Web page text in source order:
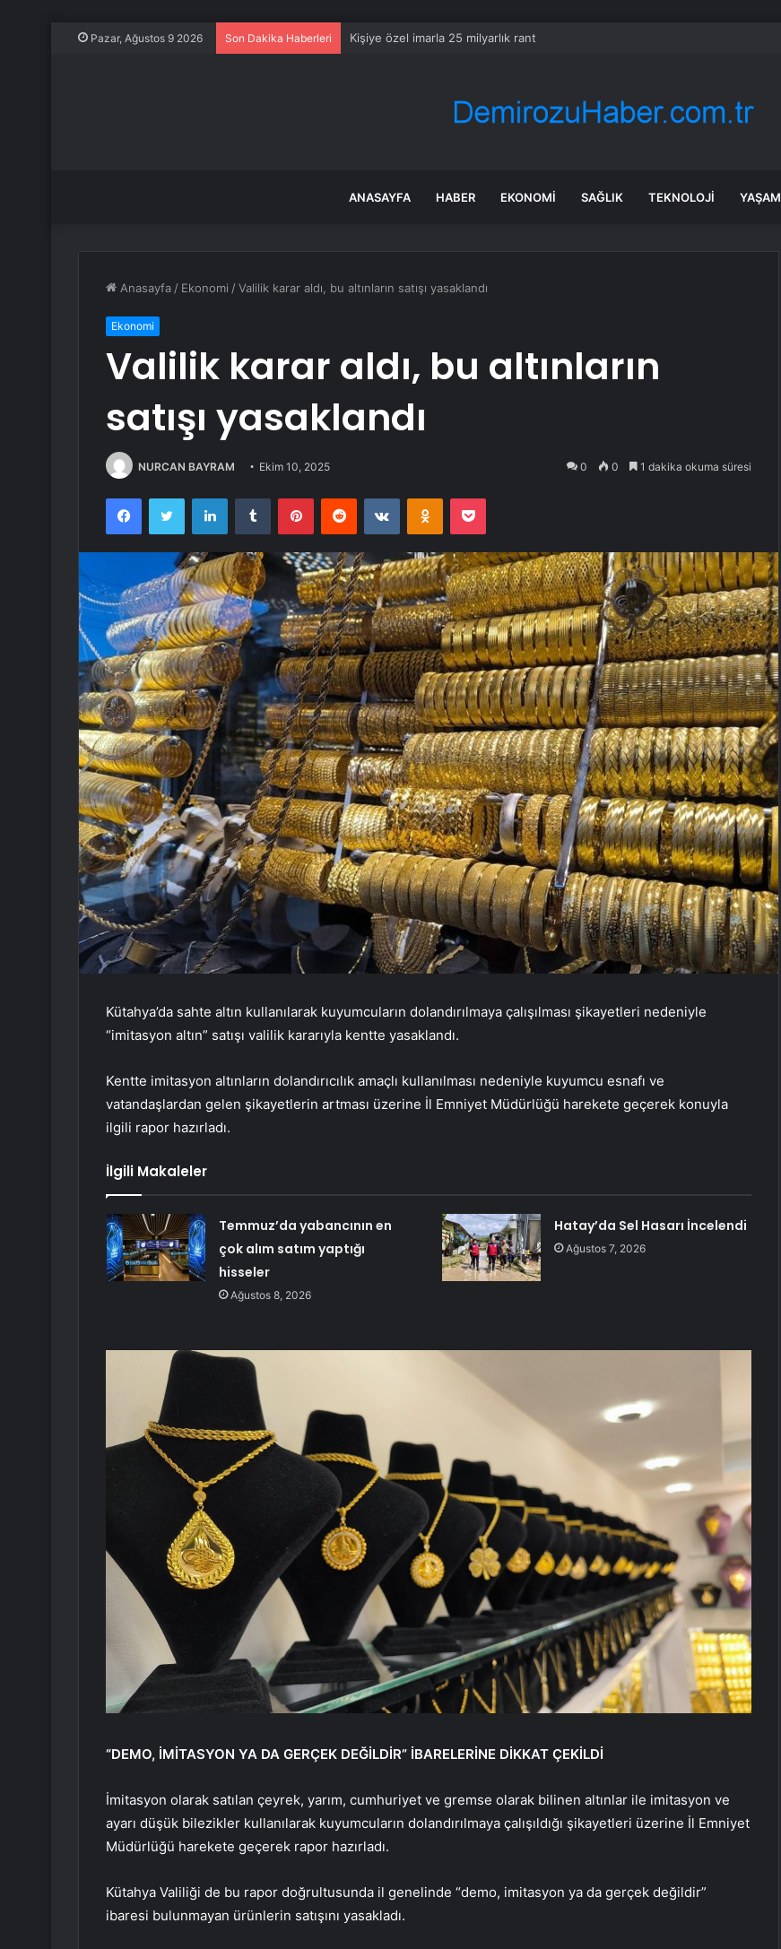
Pazar, Ağustos 9 2026 Son Dakika Haberleri Kişiye özel imarla 25 milyarlık rant
ANASAYFA HABER EKONOMI SAĞLIK TEKNOLOJI YAŞAM
Anasayfa / Ekonomi /Valilik karar aldı, bu altınların satışı yasaklandı
Ekonomi
Valilik karar aldı, bu altınların
satışı yasaklandı
NURCAN BAYRAM Ekim 10, 2025 0 0 1 dakika okuma süresi
FacebookTwitter LinkedInTumblr PinterestReddit VKontakteOdnoklassniki
Pocket
Kütahya’da sahte altın kullanılarak kuyumcuların dolandırılmaya çalışılması şikayetleri nedeniyle
“imitasyon altın” satışı valilik kararıyla kentte yasaklandı.
Kentte imitasyon altınların dolandırıcılık amaçlı kullanılması nedeniyle kuyumcu esnafı ve
vatandaşlardan gelen şikayetlerin artması üzerine İl Emniyet Müdürlüğü harekete geçerek konuyla
ilgili rapor hazırladı.
İlgili Makaleler
Temmuz’da yabancının en
çok alım satım yaptığı
hisseler
Ağustos 8, 2026
Hatay’da Sel Hasarı İncelendi
Ağustos 7, 2026
“DEMO, İMİTASYON YA DA GERÇEK DEĞİLDİR” İBARELERİNE DİKKAT ÇEKİLDİ
İmitasyon olarak satılan çeyrek, yarım, cumhuriyet ve gremse olarak bilinen altınlar ile imitasyon ve
ayarı düşük bilezikler kullanılarak kuyumcuların dolandırılmaya çalışıldığı şikayetleri üzerine İl Emniyet
Müdürlüğü harekete geçerek rapor hazırladı.
Kütahya Valiliği de bu rapor doğrultusunda il genelinde “demo, imitasyon ya da gerçek değildir”
ibaresi bulunmayan ürünlerin satışını yasakladı.